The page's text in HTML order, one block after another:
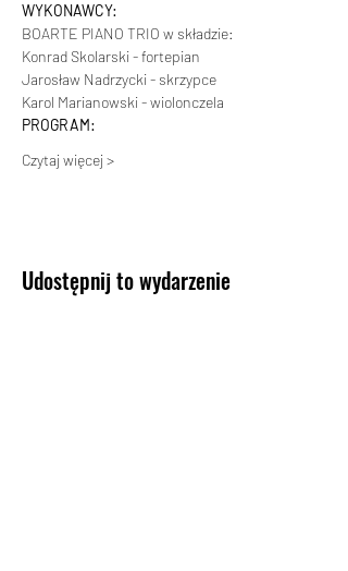
WYKONAWCY:
BOARTE PIANO TRIO w składzie:
Konrad Skolarski - fortepian
Jarosław Nadrzycki - skrzypce
Karol Marianowski - wiolonczela
PROGRAM:
Czytaj więcej >
Udostępnij to wydarzenie